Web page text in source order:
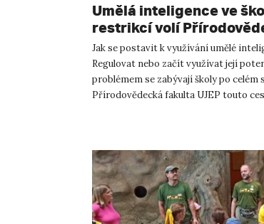
Umělá inteligence ve
restrikcí volí
UJEP cestu porozumění
Jak se postavit k využívání umělé
Regulovat nebo začít využívat její
problémem se zabývají školy po celém
Přírodovědecká fakulta UJEP touto